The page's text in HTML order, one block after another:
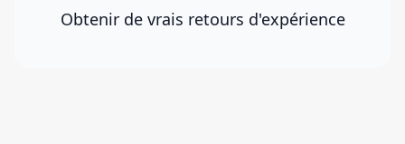
Obtenir de vrais retours d'expérience